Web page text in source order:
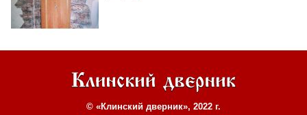
© «Клинский дверник», 2022 г.